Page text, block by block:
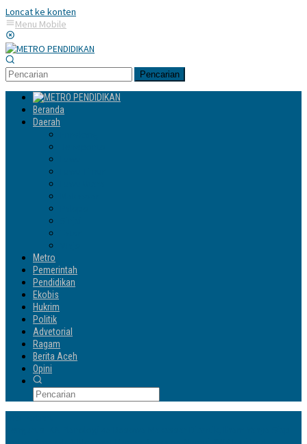
Loncat ke konten
Menu Mobile
Pencarian
Beranda
Daerah
Metro
Pemerintah
Pendidikan
Ekobis
Hukrim
Politik
Advetorial
Ragam
Berita Aceh
Opini